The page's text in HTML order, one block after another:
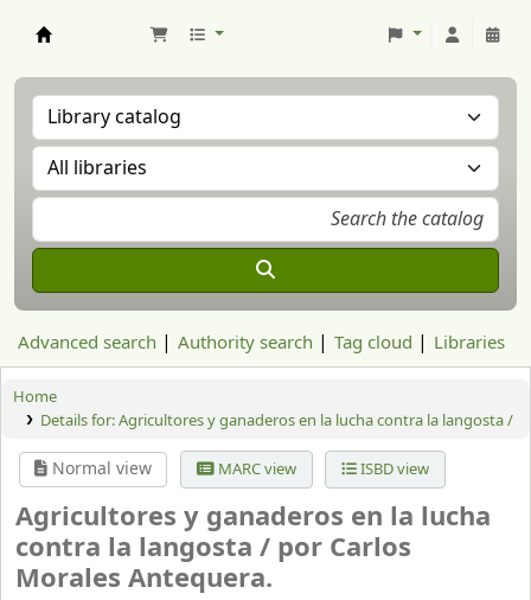
Advanced search Authority search Tag cloud Libraries
Home
Details for:Agricultores y ganaderos en la lucha contra la langosta /
Normal view MARC view ISBD view
Agricultores y ganaderos en la lucha
contra la langosta / por Carlos
Morales Antequera.